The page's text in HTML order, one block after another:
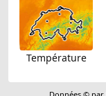
Température